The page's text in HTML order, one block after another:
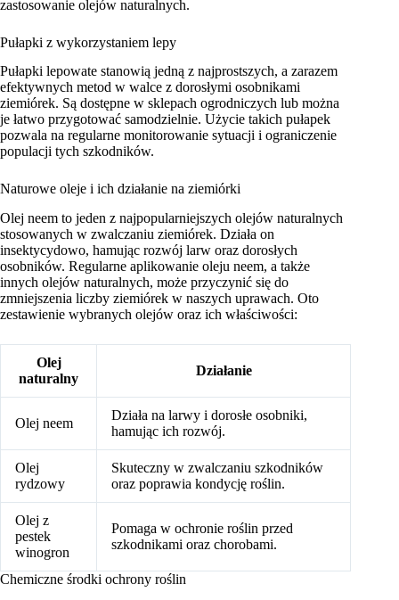
zastosowanie olejów naturalnych.
Pułapki z wykorzystaniem lepy
Pułapki lepowate stanowią jedną z najprostszych, a zarazem
efektywnych metod w walce z dorosłymi osobnikami
ziemiórek. Są dostępne w sklepach ogrodniczych lub można
je łatwo przygotować samodzielnie. Użycie takich pułapek
pozwala na regularne monitorowanie sytuacji i ograniczenie
populacji tych szkodników.
Naturowe oleje i ich działanie na ziemiórki
Olej neem to jeden z najpopularniejszych olejów naturalnych
stosowanych w zwalczaniu ziemiórek. Działa on
insektycydowo, hamując rozwój larw oraz dorosłych
osobników. Regularne aplikowanie oleju neem, a także
innych olejów naturalnych, może przyczynić się do
zmniejszenia liczby ziemiórek w naszych uprawach. Oto
zestawienie wybranych olejów oraz ich właściwości:
Olej
naturalny
Działanie
Olej neem
Działa na larwy i dorosłe osobniki,
hamując ich rozwój.
Olej
rydzowy
Skuteczny w zwalczaniu szkodników
oraz poprawia kondycję roślin.
Olej z
pestek
winogron
Pomaga w ochronie roślin przed
szkodnikami oraz chorobami.
Chemiczne środki ochrony roślin